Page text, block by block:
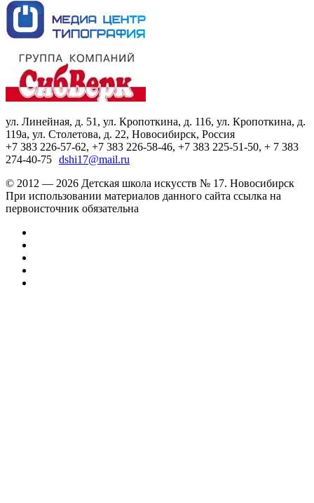
ул. Линейная, д. 51, ул. Кропоткина, д. 116, ул. Кропоткина, д.
119а, ул. Столетова, д. 22, Новосибирск, Россия
+7 383 226-57-62, +7 383 226-58-46, +7 383 225-51-50, + 7 383
274-40-75 dshi17@mail.ru
© 2012 — 2026 Детская школа искусств № 17. Новосибирск
При использовании материалов данного сайта ссылка на
первоисточник обязательна